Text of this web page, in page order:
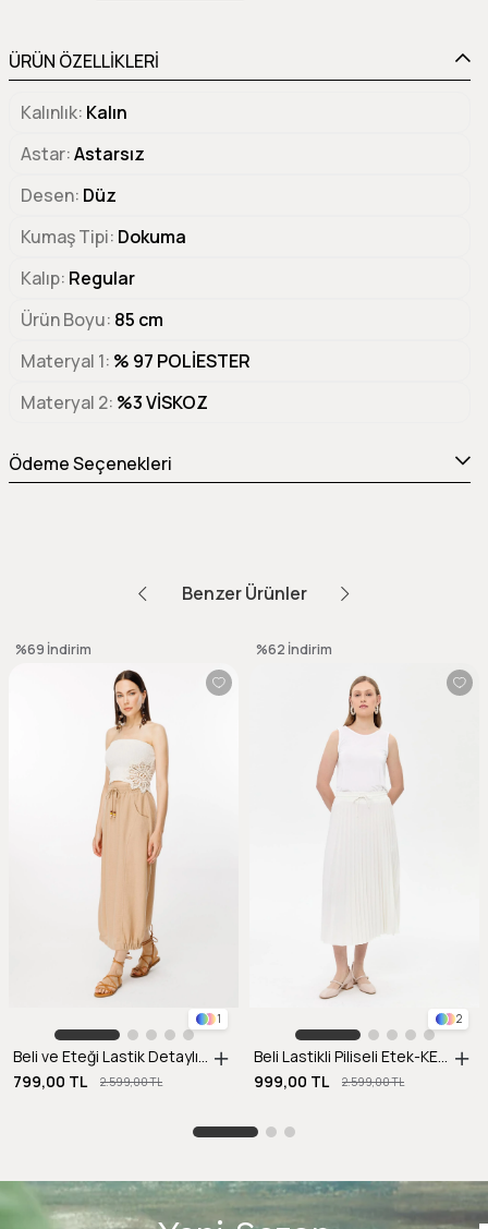
ÜRÜN ÖZELLİKLERİ
Kalınlık Kalın
Astar Astarsız
Desen Düz
Kumaş Tipi Dokuma
Kalıp Regular
Ürün Boyu 85 cm
Materyal 1 % 97 POLİESTER
Materyal 2 %3 VİSKOZ
Ödeme Seçenekleri
Benzer Ürünler
1
Beli ve Eteği Lastik Detaylı Keten Etek-CAMEL
799,00 TL
2.599,00 TL
%69 İndirim
2
Beli Lastikli Piliseli Etek-KEMIK
999,00 TL
2.599,00 TL
%62 İndirim